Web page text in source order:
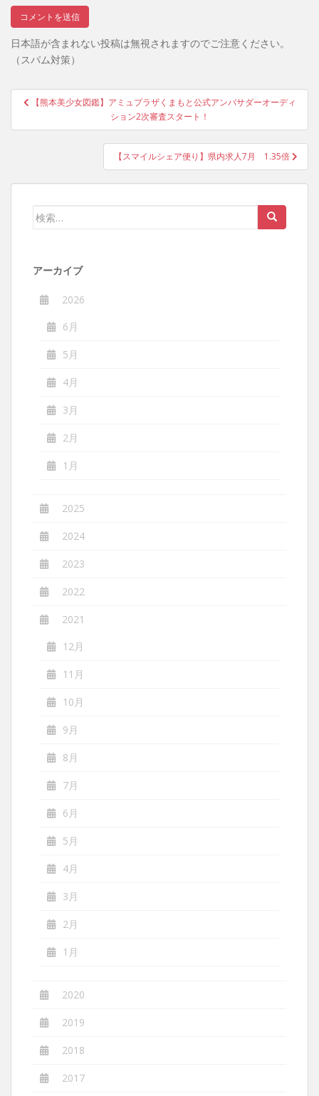
日本語が含まれない投稿は無視されますのでご注意ください。
（スパム対策）
投
ナ
ー
【熊本美少女図鑑】アミュプラザくまもと公式アンバサダーオーディ
ション2次審査スタート！
【スマイルシェア便り】県内求人7月 1.35倍
検
アーカイブ
2026
6月
5月
4月
3月
2月
1月
2025
2024
2023
2022
2021
12月
11月
10月
9月
8月
7月
6月
5月
4月
3月
2月
1月
2020
2019
2018
2017